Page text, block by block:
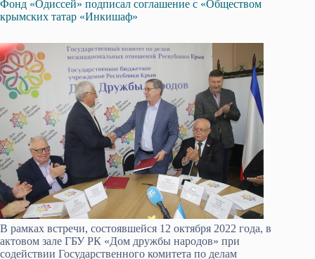
Фонд «Одиссей» подписал соглашение с «Обществом
крымских татар «Инкишаф»
В рамках встречи, состоявшейся 12 октября 2022 года, в
актовом зале ГБУ РК «Дом дружбы народов» при
содействии Государственного комитета по делам